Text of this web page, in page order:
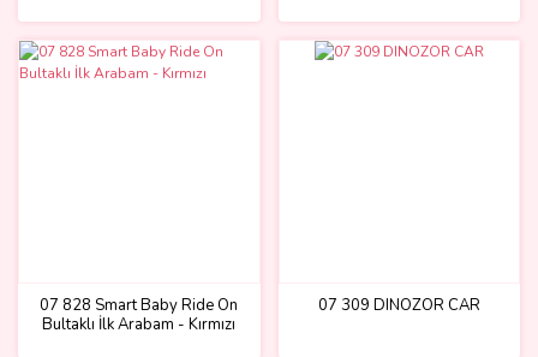
07 828 Smart Baby Ride On
Bultaklı İlk Arabam - Kırmızı
07 309 DINOZOR CAR